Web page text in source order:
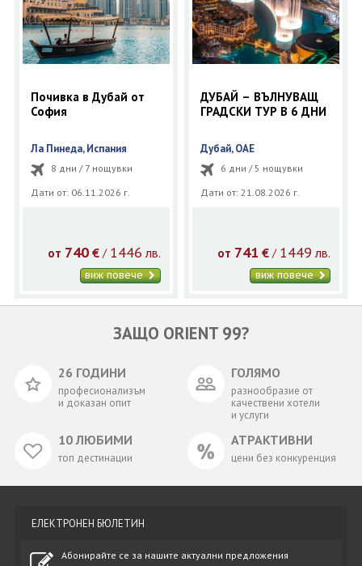
0700 144 34 Запитване
ПОСЛЕДВАЙТЕ НИ
Почивка в Дубай от
София
Ла Пинеда, Испания
8 дни / 7 нощувки
Дати от: 06.11.2026 г.
от 740 €/ 1446 лв.
виж повече
ДУБАЙ – ВЪЛНУВАЩ
ГРАДСКИ ТУР В 6 ДНИ
Дубай, ОАЕ
6 дни / 5 нощувки
Дати от: 21.08.2026 г.
от 741 € / 1449 лв.
виж повече
ЗАЩО ORIENT 99?
26 ГОДИНИ
професионализъм
и доказан опит
ГОЛЯМО
разнообразие от
качествени хотели
и услуги
10 ЛЮБИМИ
топ дестинации
АТРАКТИВНИ
цени без конкуренция
ЕЛЕКТРОНЕН БЮЛЕТИН
Абонирайте се за нашите актуални предложения